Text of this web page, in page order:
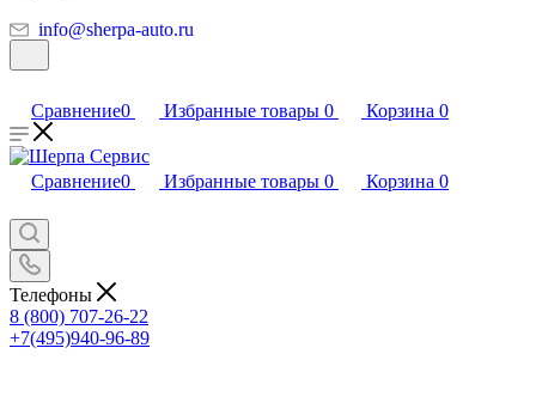
info@sherpa-auto.ru
Сравнение0 Избранные товары 0 Корзина 0
Сравнение0 Избранные товары 0 Корзина 0
Телефоны
8 (800) 707-26-22
+7(495)940-96-89